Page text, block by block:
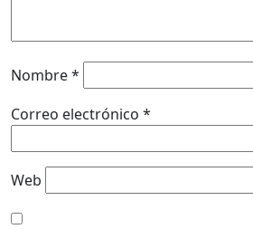
Nombre*
Correo electrónico *
Web